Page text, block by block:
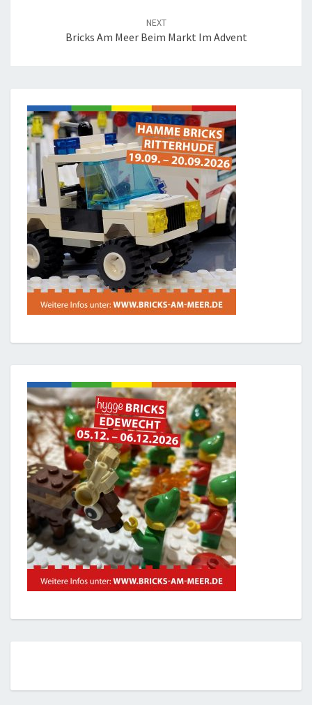
NEXT
Bricks Am Meer Beim Markt Im Advent